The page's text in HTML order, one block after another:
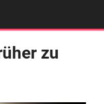
zu